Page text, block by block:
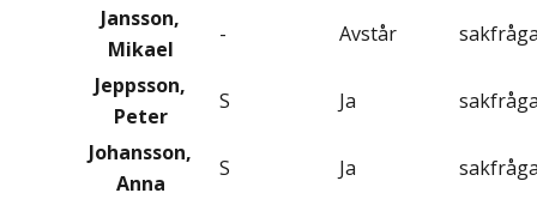
Jansson,
Mikael
- Avstår
Jeppsson,
Peter
S Ja
Johansson,
Anna
S Ja